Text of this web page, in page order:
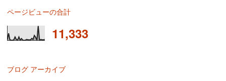
ページビューの合計
11,333
ブログ アーカイブ